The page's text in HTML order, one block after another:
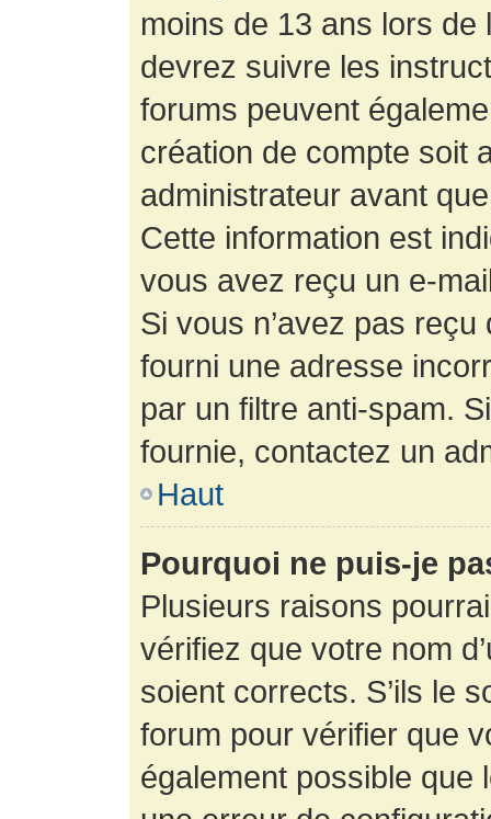
moins de 13 ans lors de
devrez suivre les
forums peuvent
création de compte soit
administrateur avant
Cette information est
vous avez reçu un e-
Si vous n’avez pas
fourni une adresse
par un filtre anti-spam.
fournie, contactez un
Haut
Pourquoi ne puis-je
Plusieurs raisons
vérifiez que votre nom
soient corrects. S’ils le
forum pour vérifier que
également possible que